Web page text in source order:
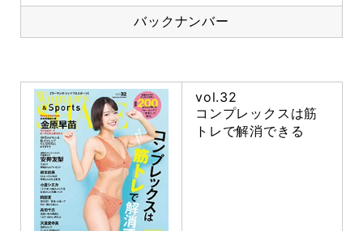
バックナンバー
vol.32
コンプレックスは筋
トレで解消できる